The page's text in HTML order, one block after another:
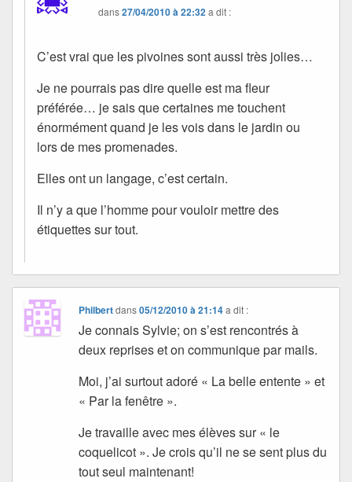
dans27/04/2010 à 22:32a dit :
C’est vrai que les pivoines sont aussi très jolies…
Je ne pourrais pas dire quelle est ma fleur
préférée… je sais que certaines me touchent
énormément quand je les vois dans le jardin ou
lors de mes promenades.
Elles ont un langage, c’est certain.
Il n’y a que l’homme pour vouloir mettre des
étiquettes sur tout.
Philbertdans05/12/2010 à 21:14 a dit :
Je connais Sylvie; on s’est rencontrés à
deux reprises et on communique par mails.
Moi, j’ai surtout adoré « La belle entente » et
« Par la fenêtre ».
Je travaille avec mes élèves sur « le
coquelicot ». Je crois qu’il ne se sent plus du
tout seul maintenant!